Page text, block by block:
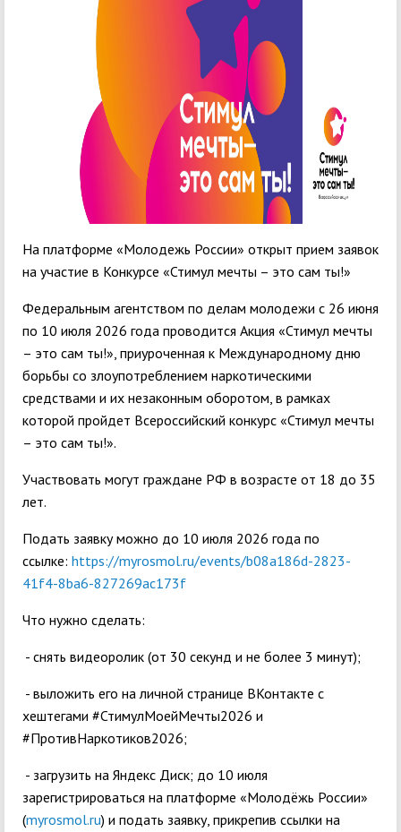
На платформе «Молодежь России» открыт прием заявок
на участие в Конкурсе «Стимул мечты – это сам ты!»
Федеральным агентством по делам молодежи с 26 июня
по 10 июля 2026 года проводится Акция «Стимул мечты
– это сам ты!», приуроченная к Международному дню
борьбы со злоупотреблением наркотическими
средствами и их незаконным оборотом, в рамках
которой пройдет Всероссийский конкурс «Стимул мечты
– это сам ты!».
Участвовать могут граждане РФ в возрасте от 18 до 35
лет.
Подать заявку можно до 10 июля 2026 года по
ссылке: https://myrosmol.ru/events/b08a186d-2823-
41f4-8ba6-827269ac173f
Что нужно сделать:
- снять видеоролик (от 30 секунд и не более 3 минут);
- выложить его на личной странице ВКонтакте с
хештегами #СтимулМоейМечты2026 и
#ПротивНаркотиков2026;
- загрузить на Яндекс Диск; до 10 июля
зарегистрироваться на платформе «Молодёжь России»
(myrosmol.ru) и подать заявку, прикрепив ссылки на